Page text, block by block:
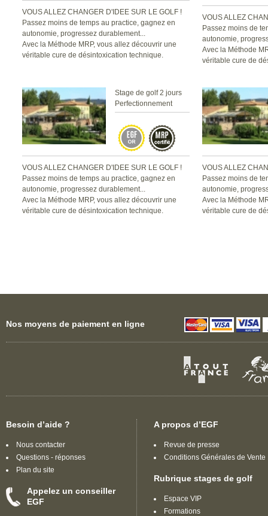
VOUS ALLEZ CHANGER D'IDEE SUR LE GOLF !
Passez moins de temps au practice, gagnez en
autonomie, progressez durablement...
Avec la Méthode MRP, vous allez découvrir une
véritable cure de désintoxication technique.
VOUS ALLEZ
Passez moins de
autonomie,
Avec la Méthode
véritable cure de
Stage de golf 2 jours
Perfectionnement
VOUS ALLEZ CHANGER D'IDEE SUR LE GOLF !
Passez moins de temps au practice, gagnez en
autonomie, progressez durablement...
Avec la Méthode MRP, vous allez découvrir une
véritable cure de désintoxication technique.
VOUS ALLEZ
Passez moins de
autonomie,
Avec la Méthode
véritable cure de
Nos moyens de paiement en ligne
Besoin d’aide ?
Nous contacter
Questions - réponses
Plan du site
Appelez un conseiller
EGF
A propos d’EGF
Revue de presse
Conditions Générales de Vente
Rubrique stages de golf
Espace VIP
Formations